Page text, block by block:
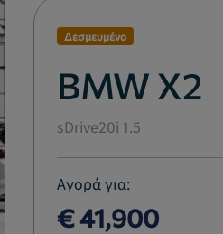
Δεσμευμένο
BMW X2
sDrive20i 1.5
Αγορά για:
€ 41,900